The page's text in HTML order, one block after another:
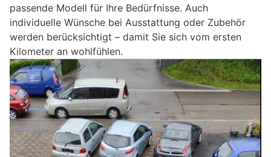
passende Modell für Ihre Bedürfnisse. Auch
individuelle Wünsche bei Ausstattung oder Zubehör
werden berücksichtigt – damit Sie sich vom ersten
Kilometer an wohlfühlen.